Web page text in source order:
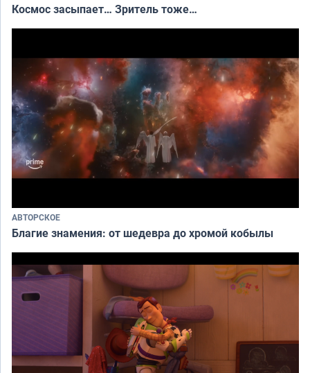
Космос засыпает… Зритель тоже…
АВТОРСКОЕ
Благие знамения: от шедевра до хромой кобылы